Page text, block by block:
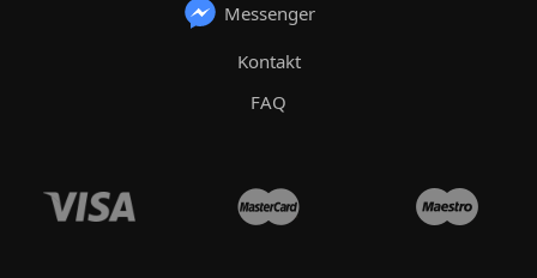
Messenger
Kontakt
FAQ